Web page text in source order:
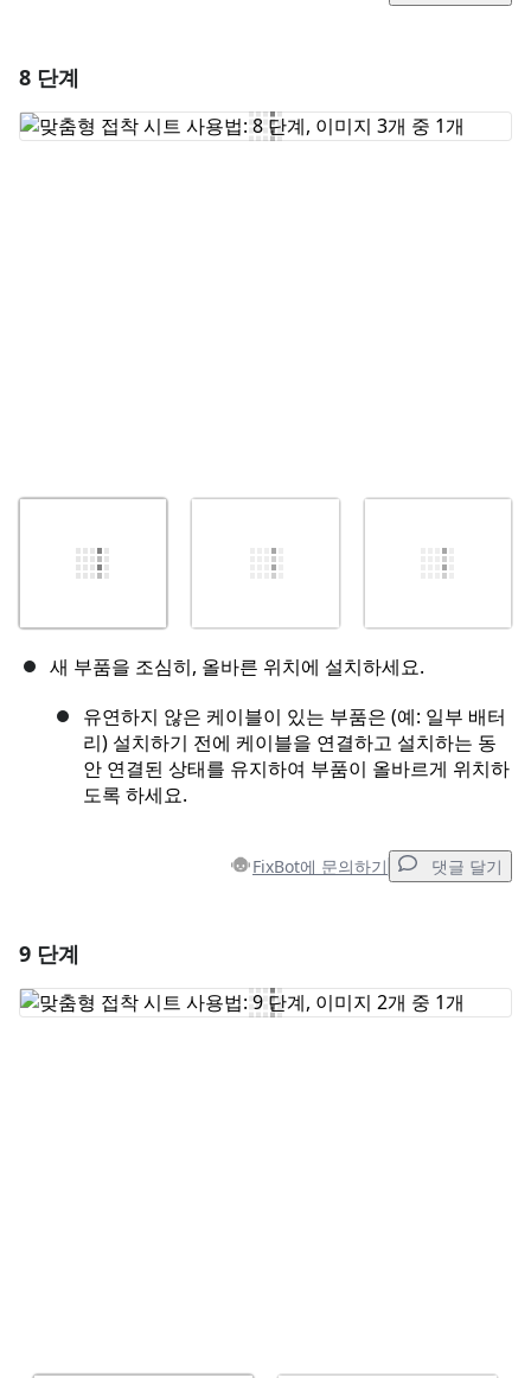
댓글 쓰기
8 단계
새 부품을 조심히, 올바른 위치에 설치하세요.
유연하지 않은 케이블이 있는 부품은 (예: 일부 배터
리) 설치하기 전에 케이블을 연결하고 설치하는 동
안 연결된 상태를 유지하여 부품이 올바르게 위치하
도록 하세요.
FixBot에 문의하기 댓글 달기
댓글 쓰기
9 단계